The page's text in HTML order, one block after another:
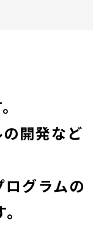
開発など
グラムの